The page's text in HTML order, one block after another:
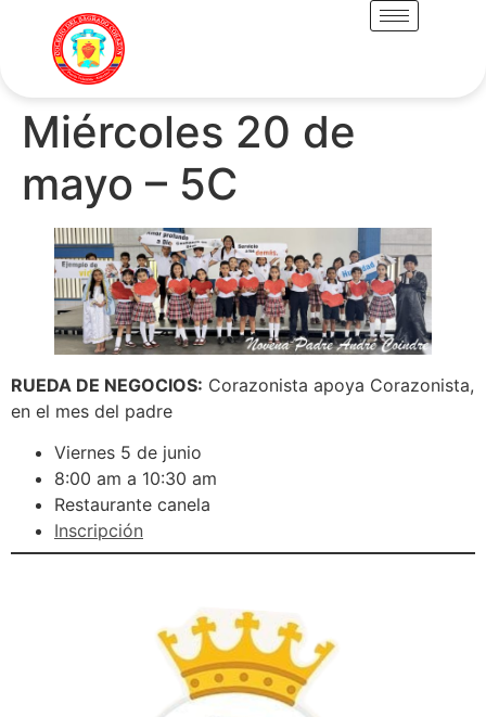
Miércoles 20 de
mayo – 5C
RUEDA DE NEGOCIOS: Corazonista apoya Corazonista,
en el mes del padre
Viernes 5 de junio
8:00 am a 10:30 am
Restaurante canela
Inscripción